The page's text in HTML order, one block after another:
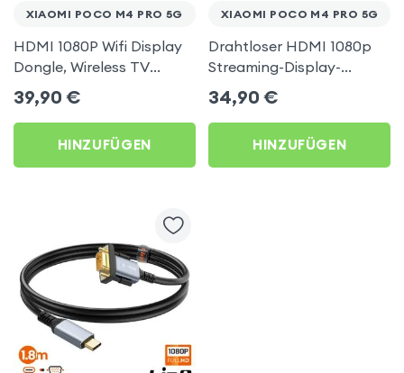
XIAOMI POCO M4 PRO 5G
HDMI 1080P Wifi Display
Dongle, Wireless TV
Display Adapter für
Xiaomi Poco M4 Pro 5G
39,90 €
HINZUFÜGEN
XIAOMI POCO M4 PRO 5G
Drahtloser HDMI 1080p
Streaming-Display-
Dongle, TV-Video-
Empfänger (Miracast,
AirPlay, DLNA-
kompatibel) für Xiaomi
Poco M4 Pro 5G
34,90 €
HINZUFÜGEN